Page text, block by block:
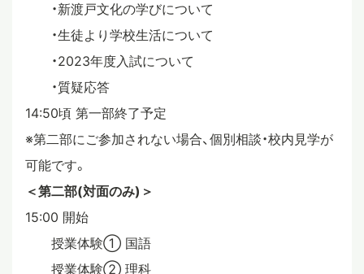
・新渡戸文化の学びについて
・生徒より学校生活について
・2023年度入試について
・質疑応答
14:50頃 第一部終了予定
※第二部にご参加されない場合、個別相談・校内見学が
可能です。
＜第二部(対面のみ)＞
15:00 開始
授業体験① 国語
授業体験② 理科